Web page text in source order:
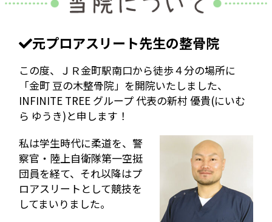
元プロアスリート先生の整骨院
この度、ＪＲ金町駅南口から徒歩４分の場所に
「金町 豆の木整骨院」を開院いたしました、
INFINITE TREE グループ 代表の新村 優貴(にいむ
ら ゆうき)と申します！
私は学生時代に柔道を、警
察官・陸上自衛隊第一空挺
団員を経て、それ以降はプ
ロアスリートとして競技を
してまいりました。